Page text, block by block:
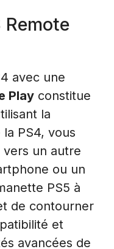
avec une
Play constitue
la
PS4, vous
un autre
ou un
PS5 à
de contourner
et
avancées de